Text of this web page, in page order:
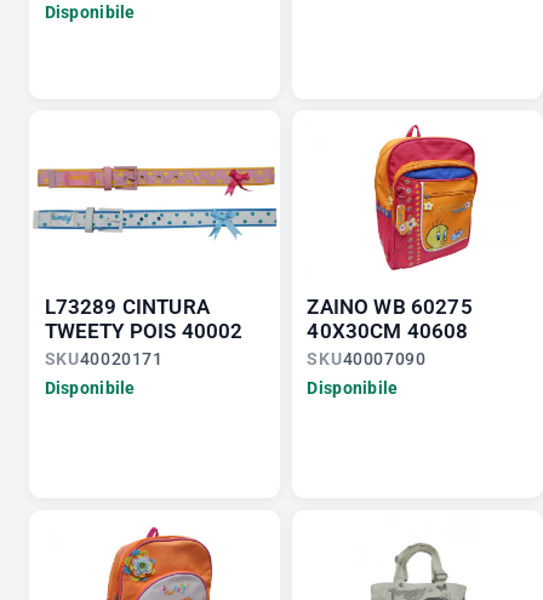
Disponibile
L73289 CINTURA
TWEETY POIS 40002
SKU40020171
Disponibile
ZAINO WB 60275
40X30CM 40608
SKU40007090
Disponibile